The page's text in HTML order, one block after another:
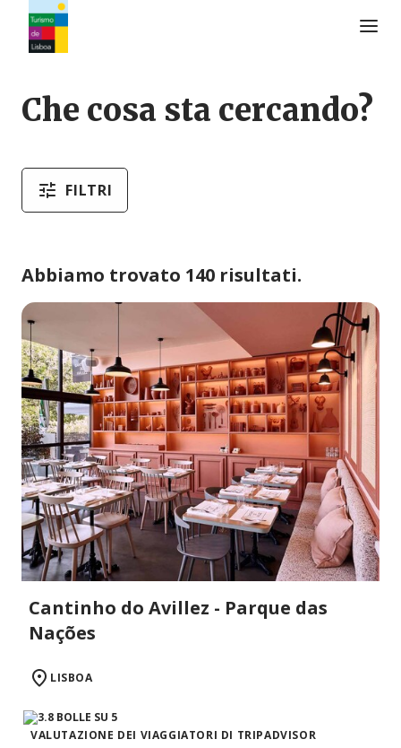
Che cosa sta cercando?
FILTRI
Abbiamo trovato 140 risultati.
Cantinho do Avillez - Parque das
Nações
LISBOA
VALUTAZIONE DEI VIAGGIATORI DI TRIPADVISOR